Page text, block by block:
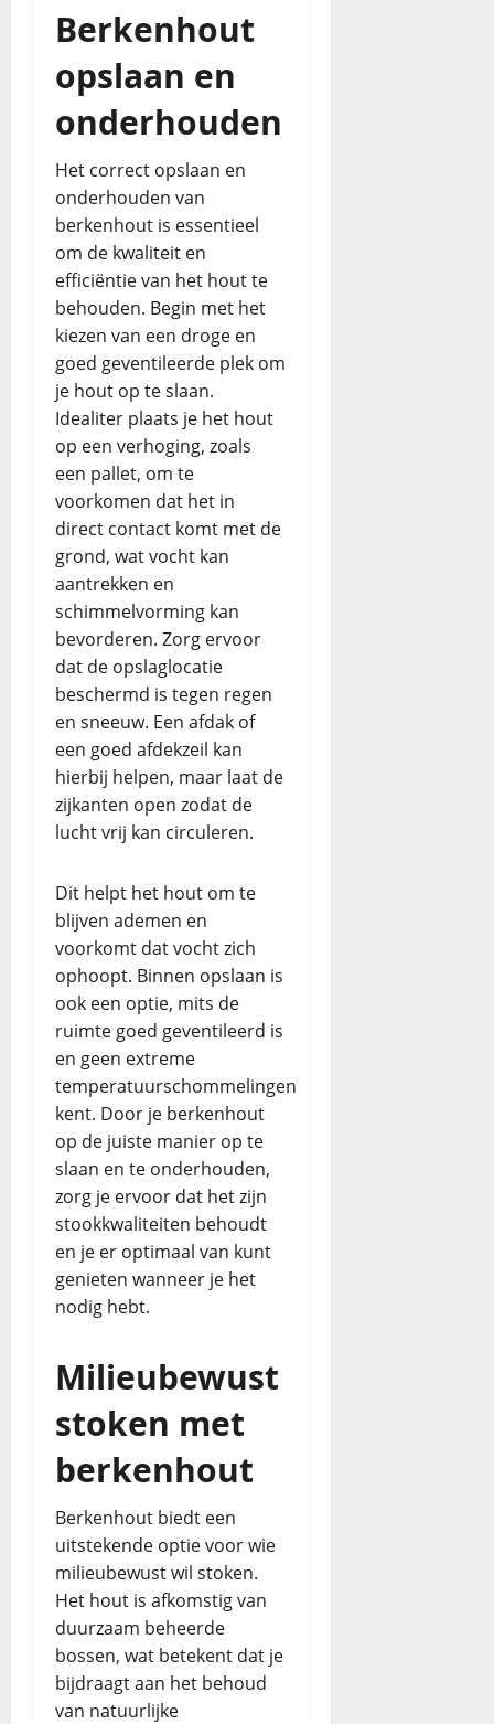
Berkenhout
opslaan en
onderhouden
Het correct opslaan en
onderhouden van
berkenhout is essentieel
om de kwaliteit en
efficiëntie van het hout te
behouden. Begin met het
kiezen van een droge en
goed geventileerde plek om
je hout op te slaan.
Idealiter plaats je het hout
op een verhoging, zoals
een pallet, om te
voorkomen dat het in
direct contact komt met de
grond, wat vocht kan
aantrekken en
schimmelvorming kan
bevorderen. Zorg ervoor
dat de opslaglocatie
beschermd is tegen regen
en sneeuw. Een afdak of
een goed afdekzeil kan
hierbij helpen, maar laat de
zijkanten open zodat de
lucht vrij kan circuleren.
Dit helpt het hout om te
blijven ademen en
voorkomt dat vocht zich
ophoopt. Binnen opslaan is
ook een optie, mits de
ruimte goed geventileerd is
en geen extreme
temperatuurschommelingen
kent. Door je berkenhout
op de juiste manier op te
slaan en te onderhouden,
zorg je ervoor dat het zijn
stookkwaliteiten behoudt
en je er optimaal van kunt
genieten wanneer je het
nodig hebt.
Milieubewust
stoken met
berkenhout
Berkenhout biedt een
uitstekende optie voor wie
milieubewust wil stoken.
Het hout is afkomstig van
duurzaam beheerde
bossen, wat betekent dat je
bijdraagt aan het behoud
van natuurlijke